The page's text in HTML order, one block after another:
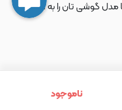
ناموجود
مدل گوشی تان را به شما